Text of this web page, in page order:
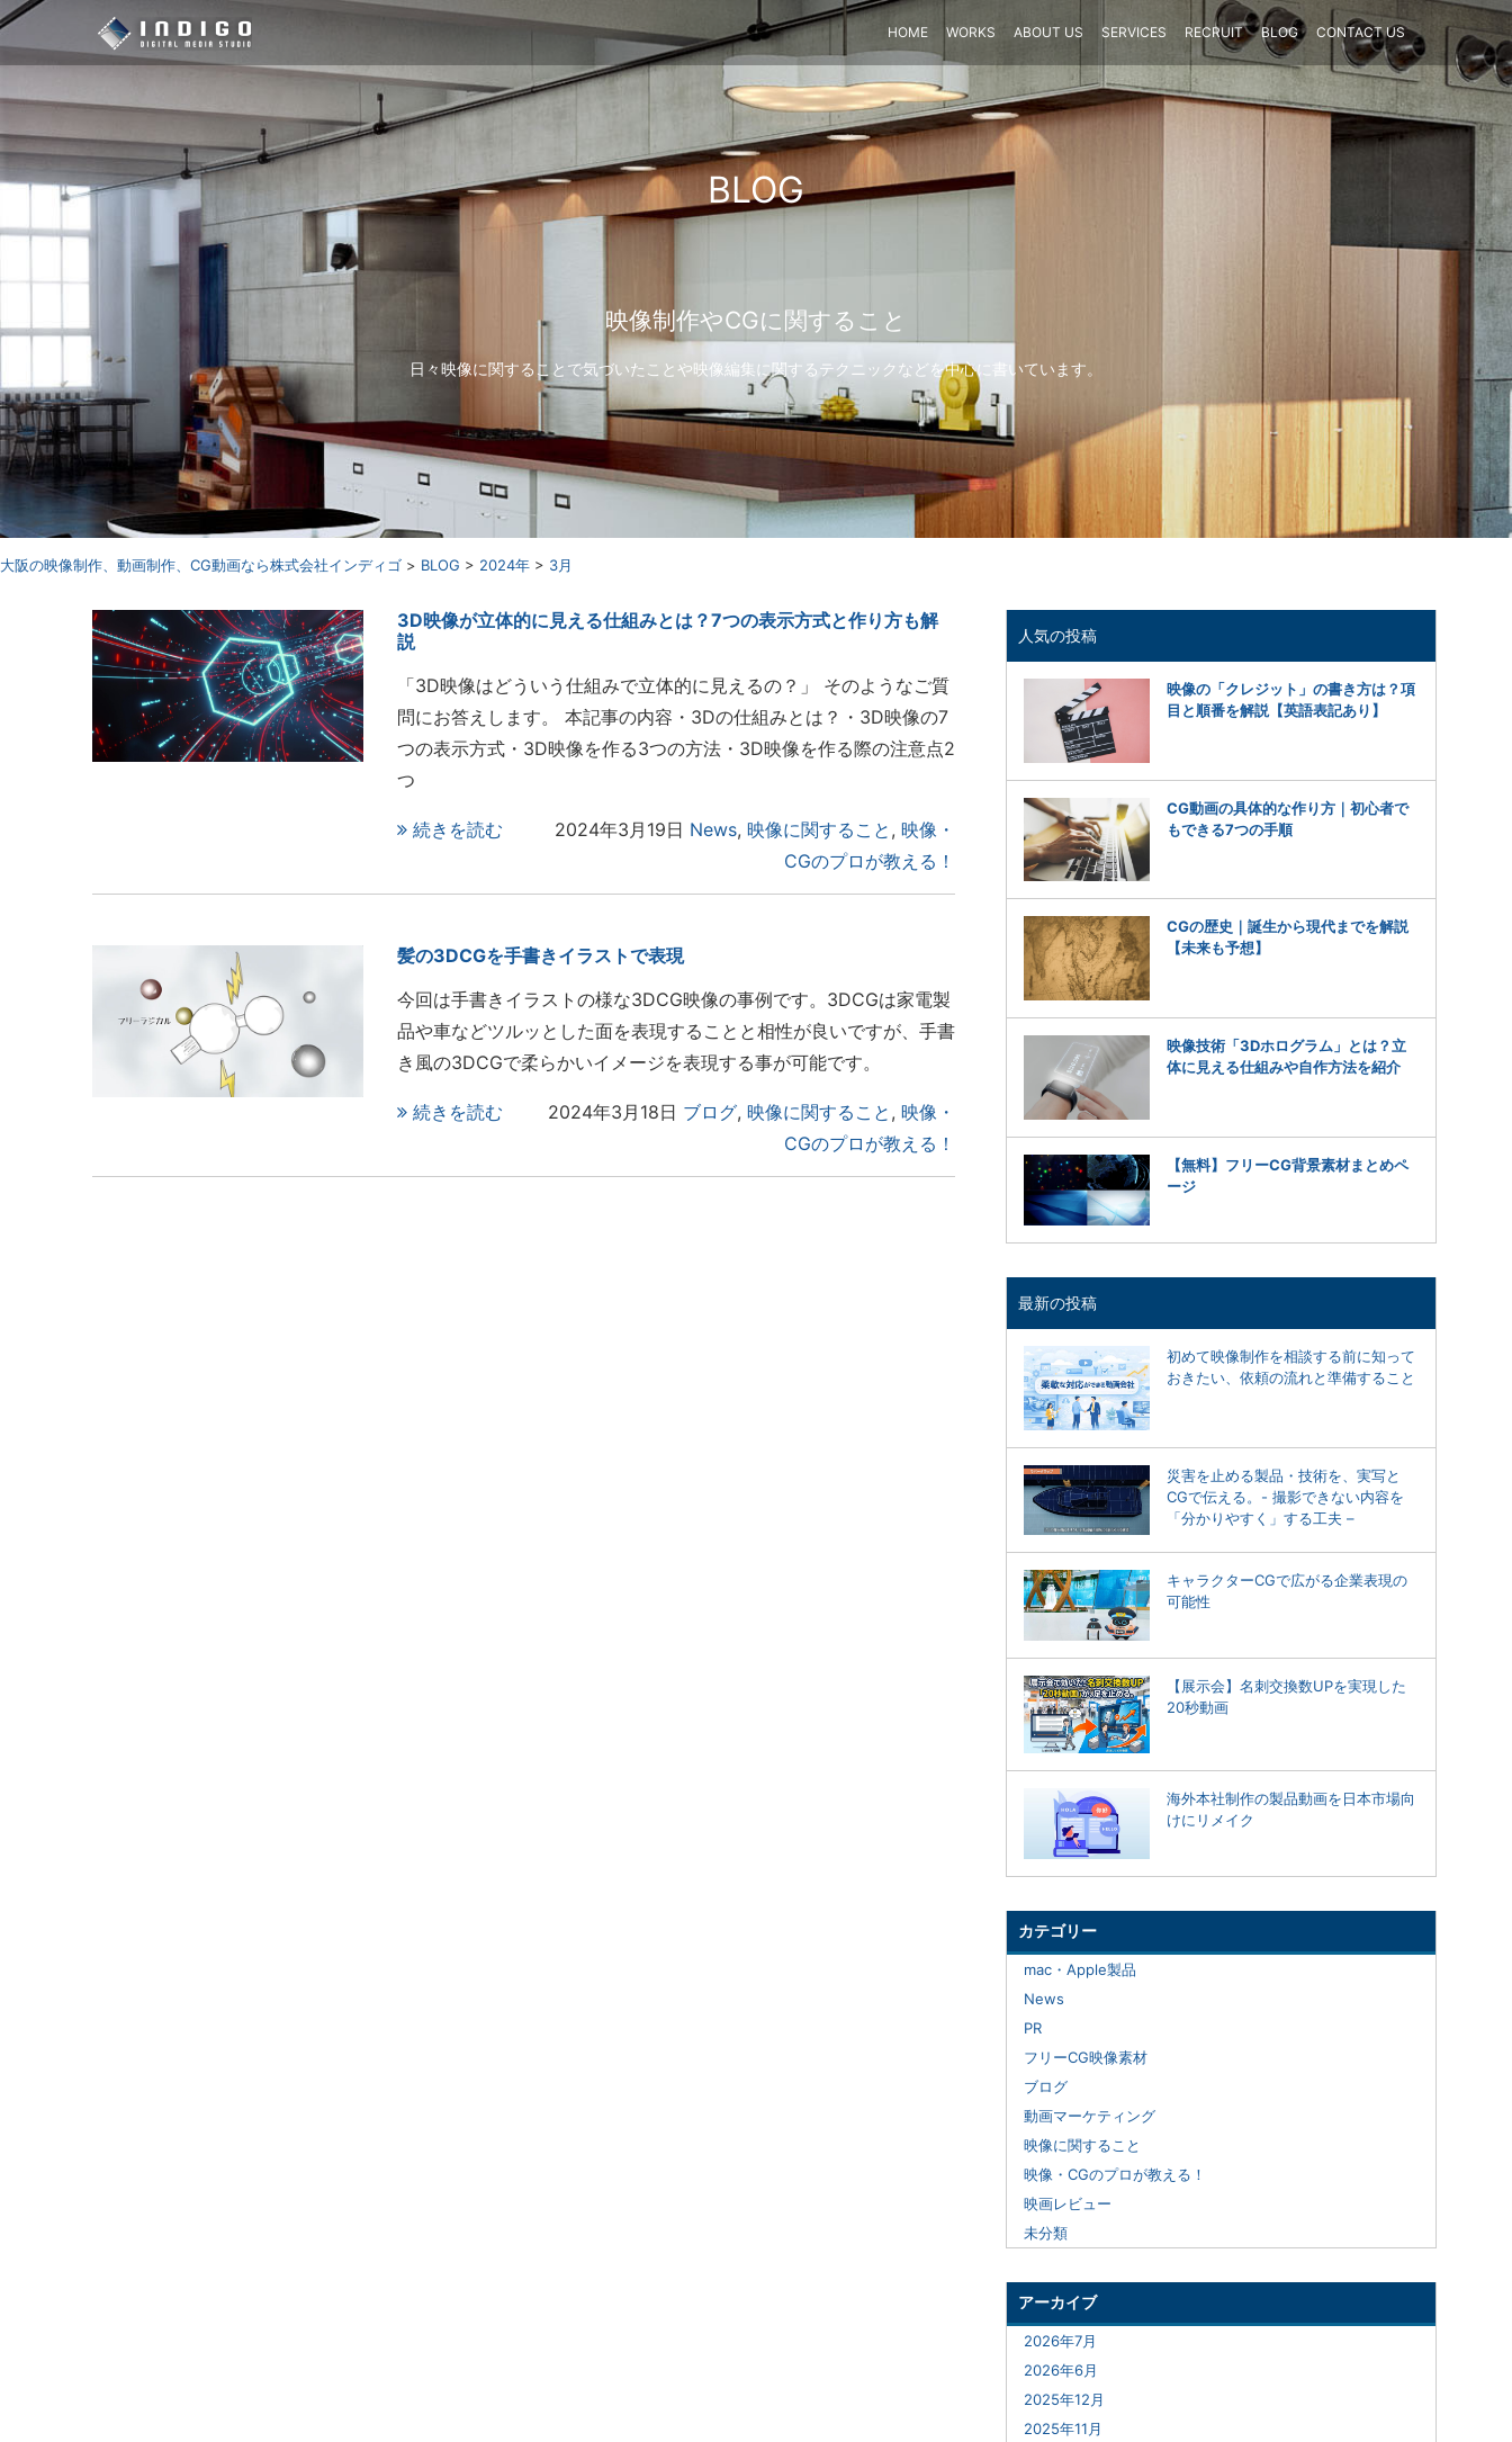
HOME WORKS ABOUT US SERVICES RECRUIT BLOG CONTACT US
BLOG
映像制作やCGに関すること
日々映像に関することで気づいたことや映像編集に関するテクニックなどを中心に書いています。
⼤阪の映像制作、動画制作、CG動画なら株式会社インディゴ > BLOG > 2024年 > 3月
3D映像が立体的に見える仕組みとは？7つの表示方式と作り方も解
説
「3D映像はどういう仕組みで立体的に見えるの？」 そのようなご質
問にお答えします。 本記事の内容・3Dの仕組みとは？・3D映像の7
つの表示方式・3D映像を作る3つの方法・3D映像を作る際の注意点2
つ
続きを読む 2024年3月19日 News, 映像に関すること , 映像・
CGのプロが教える！
髪の3DCGを手書きイラストで表現
今回は手書きイラストの様な3DCG映像の事例です。3DCGは家電製
品や車などツルッとした面を表現することと相性が良いですが、手書
き風の3DCGで柔らかいイメージを表現する事が可能です。
続きを読む 2024年3月18日 ブログ, 映像に関すること , 映像・
CGのプロが教える！
人気の投稿
映像の「クレジット」の書き方は？項
目と順番を解説【英語表記あり】
CG動画の具体的な作り方｜初心者で
もできる7つの手順
CGの歴史｜誕生から現代までを解説
【未来も予想】
映像技術「3Dホログラム」とは？立
体に見える仕組みや自作方法を紹介
【無料】フリーCG背景素材まとめペ
ージ
最新の投稿
初めて映像制作を相談する前に知って
おきたい、依頼の流れと準備すること
災害を止める製品・技術を、実写と
CGで伝える。- 撮影できない内容を
「分かりやすく」する工夫 –
キャラクターCGで広がる企業表現の
可能性
【展示会】名刺交換数UPを実現した
20秒動画
海外本社制作の製品動画を日本市場向
けにリメイク
カテゴリー
mac・Apple製品
News
PR
フリーCG映像素材
ブログ
動画マーケティング
映像に関すること
映像・CGのプロが教える！
映画レビュー
未分類
アーカイブ
2026年7月
2026年6月
2025年12月
2025年11月